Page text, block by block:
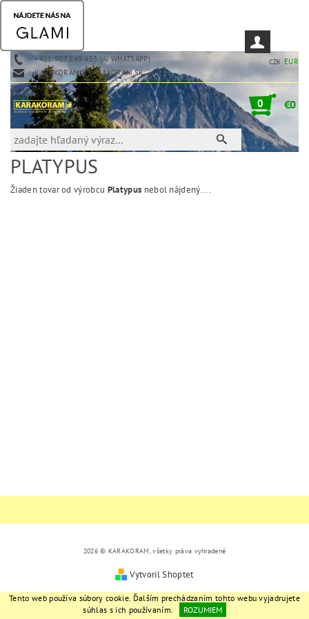
+421 907 849 453 (AJ WHATSAPP)
KARAKORAM@KARAKORAM.SK
CZK EUR
0 €0
PLATYPUS
Žiaden tovar od výrobcu Platypus nebol nájdený....
2026 © KARAKORAM, všetky práva vyhradené
Vytvoril Shoptet
Tento web používa súbory cookie. Ďalším prechádzaním tohto webu vyjadrujete
súhlas s ich používaním.
ROZUMIEM